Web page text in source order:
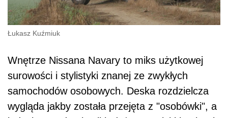
Łukasz Kuźmiuk
Wnętrze Nissana Navary to miks użytkowej
surowości i stylistyki znanej ze zwykłych
samochodów osobowych. Deska rozdzielcza
wygląda jakby została przejęta z "osobówki", a